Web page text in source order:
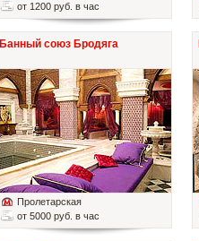
от 1200 руб. в час
Банный союз Бродяга
Пролетарская
от 5000 руб. в час